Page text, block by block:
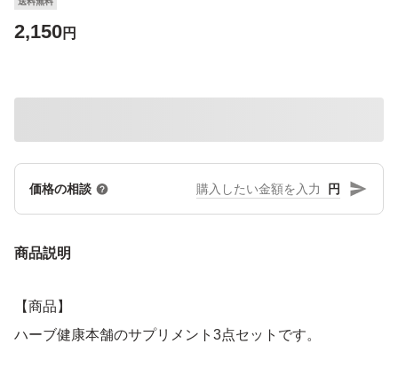
2,150円
価格の相談 円
商品説明
【商品】
ハーブ健康本舗のサプリメント3点セットです。